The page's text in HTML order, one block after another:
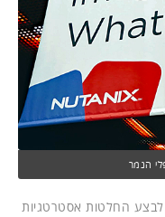
הנמר
ענן היברידי "ללא תפרים", המאפשר ל-IT לבצע החלטות אסטרטגיות